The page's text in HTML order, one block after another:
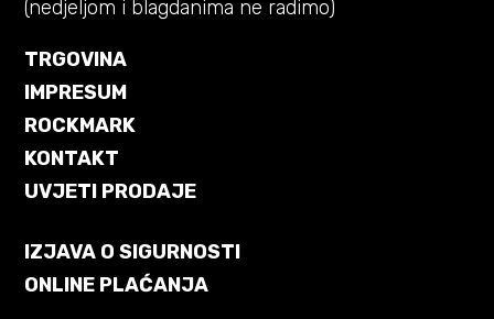
(nedjeljom i blagdanima ne radimo)
TRGOVINA
IMPRESUM
ROCKMARK
KONTAKT
UVJETI PRODAJE
IZJAVA O SIGURNOSTI
ONLINE PLAĆANJA